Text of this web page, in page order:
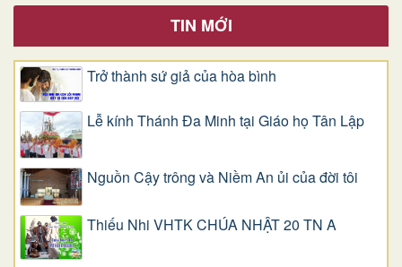
TIN MỚI
Trở thành sứ giả của hòa bình
Lễ kính Thánh Đa Minh tại Giáo họ Tân Lập
Nguồn Cậy trông và Niềm An ủi của đời tôi
Thiếu Nhi VHTK CHÚA NHẬT 20 TN A